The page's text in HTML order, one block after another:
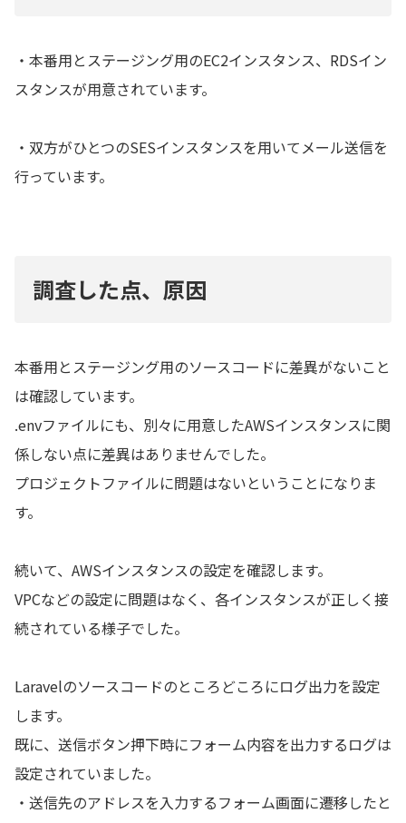
・本番用とステージング用のEC2インスタンス、RDSイン
スタンスが用意されています。
・双方がひとつのSESインスタンスを用いてメール送信を
行っています。
調査した点、原因
本番用とステージング用のソースコードに差異がないこと
は確認しています。
.envファイルにも、別々に用意したAWSインスタンスに関
係しない点に差異はありませんでした。
プロジェクトファイルに問題はないということになりま
す。
続いて、AWSインスタンスの設定を確認します。
VPCなどの設定に問題はなく、各インスタンスが正しく接
続されている様子でした。
Laravelのソースコードのところどころにログ出力を設定
します。
既に、送信ボタン押下時にフォーム内容を出力するログは
設定されていました。
・送信先のアドレスを入力するフォーム画面に遷移したと